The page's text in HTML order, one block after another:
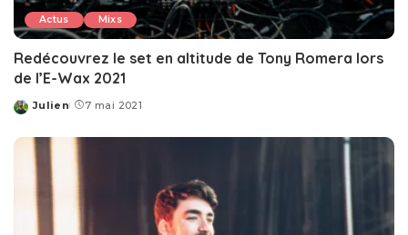
Actus Mixs
Redécouvrez le set en altitude de Tony Romera lors
de l’E-Wax 2021
Posted
Julien 7 mai 2021